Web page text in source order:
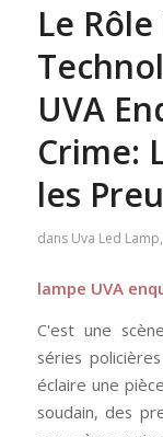
Le
UVA
Crime:
les
dans Uva Led Lamp,
lampe UVA
C'est une
séries
éclaire une
soudain, des